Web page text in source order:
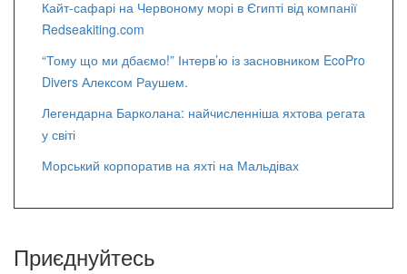
Кайт-сафарі на Червоному морі в Єгипті від компанії
Redseakiting.com
“Тому що ми дбаємо!” Інтерв’ю із засновником EcoPro
Divers Алексом Раушем.
Легендарна Барколана: найчисленніша яхтова регата
у світі
Морський корпоратив на яхті на Мальдівах
Приєднуйтесь